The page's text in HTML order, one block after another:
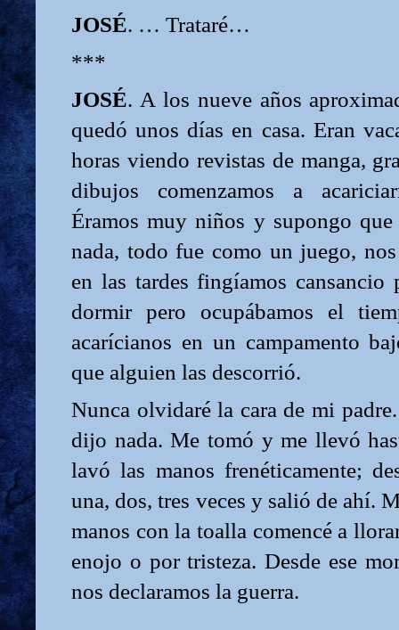
JOSÉ. … Trataré…
***
JOSÉ. A los nueve años
quedó unos días en casa. Eran
horas viendo revistas de manga,
dibujos comenzamos a
Éramos muy niños y supongo
nada, todo fue como un juego,
en las tardes fingíamos cansancio
dormir pero ocupábamos el
acarícianos en un campamento
que alguien las descorrió.
Nunca olvidaré la cara de mi
dijo nada. Me tomó y me llevó
lavó las manos frenéticamente;
una, dos, tres veces y salió de ahí.
manos con la toalla comencé a
enojo o por tristeza. Desde ese
nos declaramos la guerra.